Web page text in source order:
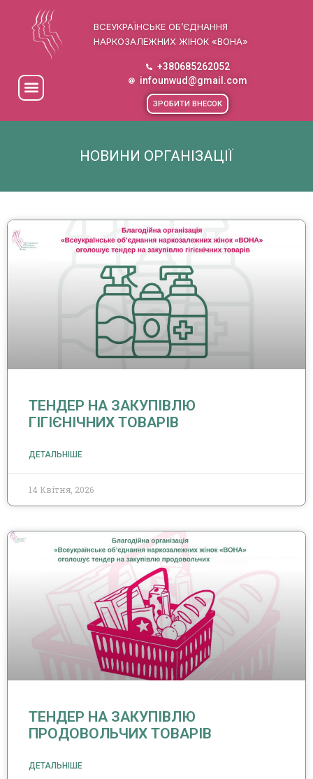
ВСЕУКРАЇНСЬКЕ ОБ’ЄДНАННЯ
НАРКОЗАЛЕЖНИХ ЖІНОК «ВОНА»
+380685262052
infounwud@gmail.com
ЗРОБИТИ ВНЕСОК
НОВИНИ ОРГАНІЗАЦІЇ
ТЕНДЕР НА ЗАКУПІВЛЮ
ГІГІЄНІЧНИХ ТОВАРІВ
ДЕТАЛЬНІШЕ
14 Квітня, 2026
ТЕНДЕР НА ЗАКУПІВЛЮ
ПРОДОВОЛЬЧИХ ТОВАРІВ
ДЕТАЛЬНІШЕ